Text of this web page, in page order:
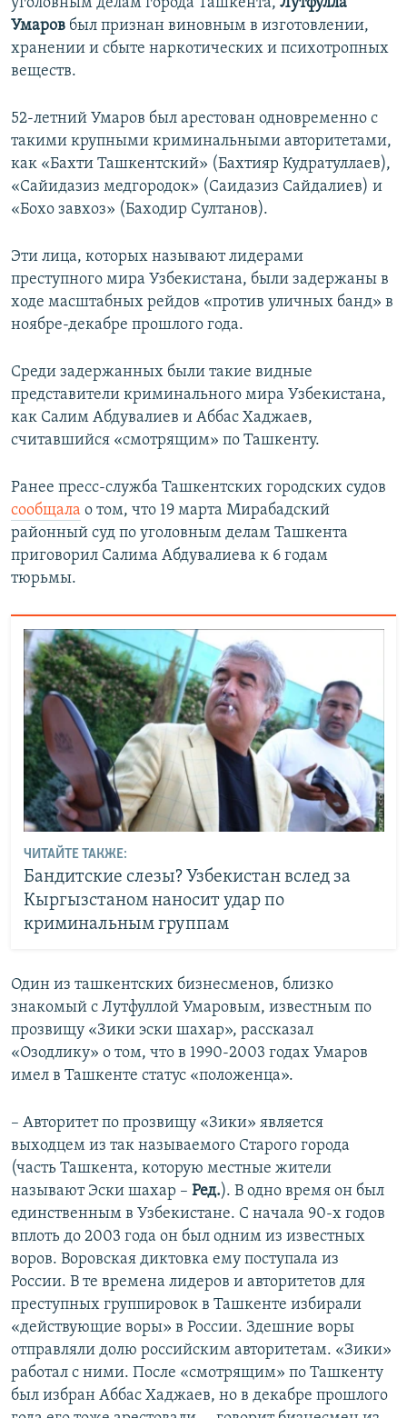
уголовным делам города Ташкента, Лутфулла
Умаров был признан виновным в изготовлении,
хранении и сбыте наркотических и психотропных
веществ.
52-летний Умаров был арестован одновременно с
такими крупными криминальными авторитетами,
как «Бахти Ташкентский» (Бахтияр Кудратуллаев),
«Сайидазиз медгородок» (Саидазиз Сайдалиев) и
«Бохо завхоз» (Баходир Султанов).
Эти лица, которых называют лидерами
преступного мира Узбекистана, были задержаны в
ходе масштабных рейдов «против уличных банд» в
ноябре-декабре прошлого года.
Среди задержанных были такие видные
представители криминального мира Узбекистана,
как Салим Абдувалиев и Аббас Хаджаев,
считавшийся «смотрящим» по Ташкенту.
Ранее пресс-служба Ташкентских городских судов
сообщала о том, что 19 марта Мирабадский
районный суд по уголовным делам Ташкента
приговорил Салима Абдувалиева к 6 годам
тюрьмы.
ЧИТАЙТЕ ТАКЖЕ:
Бандитские слезы? Узбекистан вслед за
Кыргызстаном наносит удар по
криминальным группам
Один из ташкентских бизнесменов, близко
знакомый с Лутфуллой Умаровым, известным по
прозвищу «Зики эски шахар», рассказал
«Озодлику» о том, что в 1990-2003 годах Умаров
имел в Ташкенте статус «положенца».
– Авторитет по прозвищу «Зики» является
выходцем из так называемого Старого города
(часть Ташкента, которую местные жители
называют Эски шахар – Ред.). В одно время он был
единственным в Узбекистане. С начала 90-х годов
вплоть до 2003 года он был одним из известных
воров. Воровская диктовка ему поступала из
России. В те времена лидеров и авторитетов для
преступных группировок в Ташкенте избирали
«действующие воры» в России. Здешние воры
отправляли долю российским авторитетам. «Зики»
работал с ними. После «смотрящим» по Ташкенту
был избран Аббас Хаджаев, но в декабре прошлого